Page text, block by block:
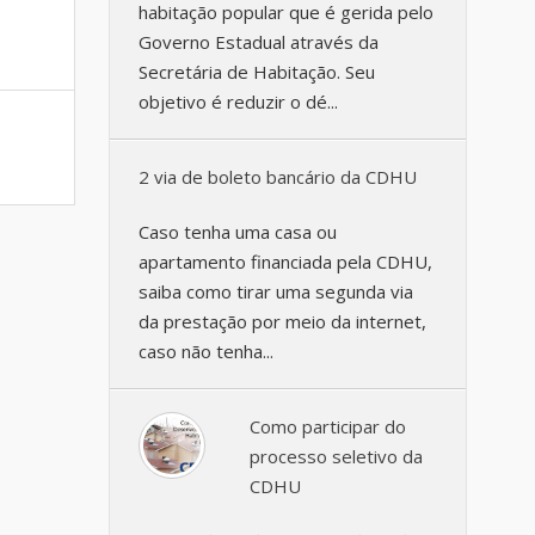
habitação popular que é gerida pelo
Governo Estadual através da
Secretária de Habitação. Seu
objetivo é reduzir o dé...
2 via de boleto bancário da CDHU
Caso tenha uma casa ou
apartamento financiada pela CDHU,
saiba como tirar uma segunda via
da prestação por meio da internet,
caso não tenha...
Como participar do
processo seletivo da
CDHU